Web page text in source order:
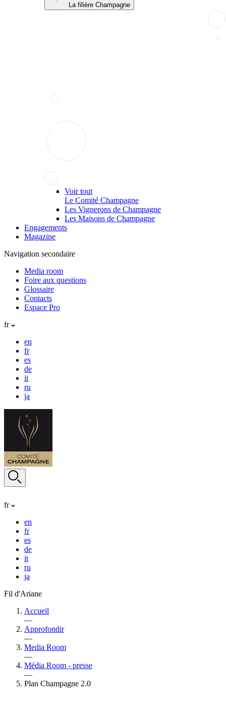
La filière Champagne
Voir tout
Le Comité Champagne
Les Vignerons de Champagne
Les Maisons de Champagne
Engagements
Magazine
Navigation secondaire
Media room
Foire aux questions
Glossaire
Contacts
Espace Pro
fr
en
fr
es
de
it
ru
ja
fr
en
fr
es
de
it
ru
ja
Fil d'Ariane
Accueil
—
Approfondir
—
Media Room
—
Média Room - presse
—
Plan Champagne 2.0